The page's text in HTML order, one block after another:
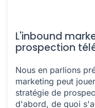
L'inbound
prospection
Nous en parlions
marketing peut
stratégie de
d'abord, de quoi